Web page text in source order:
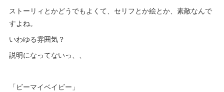
ストーリィとかどうでもよくて、セリフとか絵とか、素敵なんで
すよね。
いわゆる雰囲気？
説明になってないっ、、
「ビーマイベイビー」